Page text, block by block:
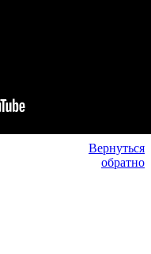
Вернуться
обратно